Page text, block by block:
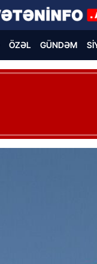
ÖZƏL GÜNDƏM